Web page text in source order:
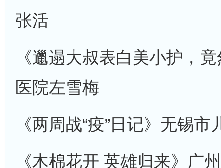
张活
《邋遢大叔表白美小护，
医院左雪梅
《两周战“疫”日记》 无锡市
《木棉花开 英雄归来》
广